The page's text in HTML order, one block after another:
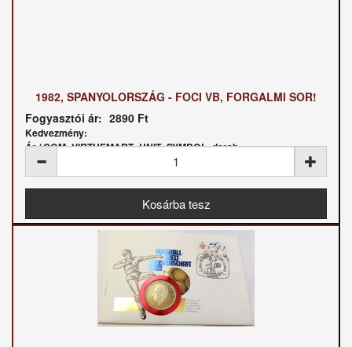
1982, SPANYOLORSZÁG - FOCI VB, FORGALMI SOR!
Fogyasztói ár: 2890 Ft
Kedvezmény:
Ár / COM_VIRTUEMART_UNIT_SYMBOL_darab: